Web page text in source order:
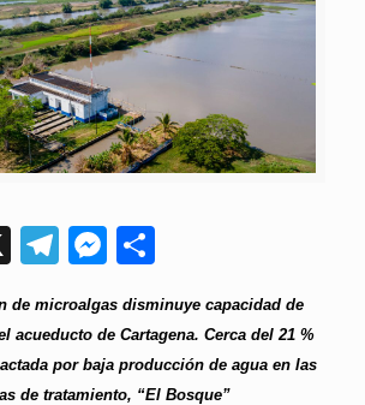
X Telegram
Messenger
de microalgas disminuye capacidad de
acueducto de Cartagena. Cerca del 21 %
por baja producción de agua en las
de tratamiento, “El Bosque”